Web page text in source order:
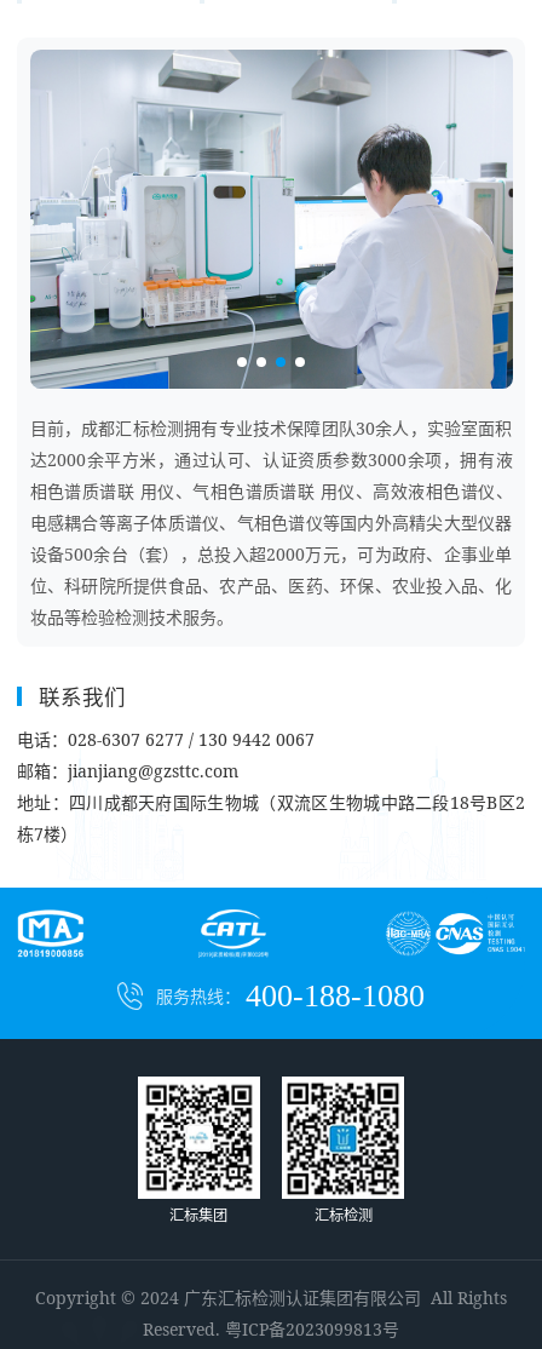
目前，成都汇标检测拥有专业技术保障团队30余人，实验室面积
达2000余平方米，通过认可、认证资质参数3000余项，拥有液
相色谱质谱联 用仪、气相色谱质谱联 用仪、高效液相色谱仪、
电感耦合等离子体质谱仪、气相色谱仪等国内外高精尖大型仪器
设备500余台（套），总投入超2000万元，可为政府、企事业单
位、科研院所提供食品、农产品、医药、环保、农业投入品、化
妆品等检验检测技术服务。
联系我们
电话：028-6307 6277 / 130 9442 0067
邮箱：jianjiang@gzsttc.com
地址：四川成都天府国际生物城（双流区生物城中路二段18号B区2
栋7楼）
服务热线： 400-188-1080
汇标集团 汇标检测
Copyright © 2024 广东汇标检测认证集团有限公司 All Rights
Reserved. 粤ICP备2023099813号